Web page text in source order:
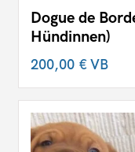
Dogue de
Hündinnen)
200,00 €VB